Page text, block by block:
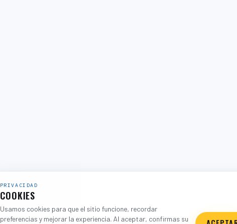
PRIVACIDAD
COOKIES
Usamos cookies para que el sitio funcione, recordar
preferencias y mejorar la experiencia. Al aceptar, confirmas su